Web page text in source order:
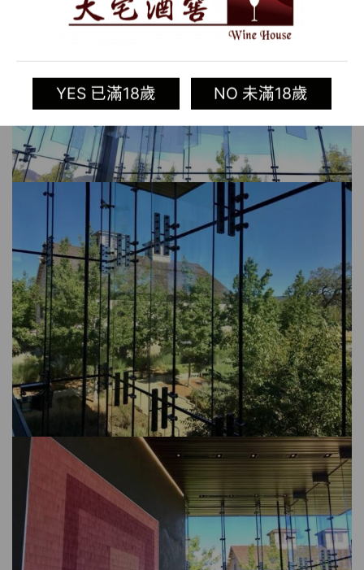
YES 已滿18歲 NO 未滿18歲